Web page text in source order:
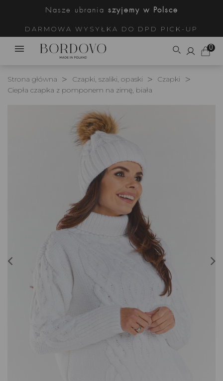
Nasze ubrania szyjemy w Polsce
DARMOWA WYSYŁKA DO DPD PICK-UP
0
Strona główna Czapki, szaliki, opaski
Czapki
Ciepła czapka z pomponem na zimę, biała